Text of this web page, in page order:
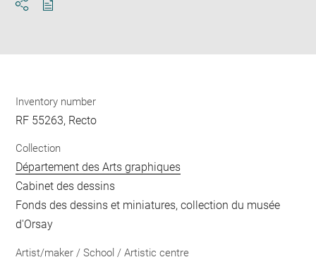
Inventory number
RF 55263, Recto
Collection
Département des Arts graphiques
Cabinet des dessins
Fonds des dessins et miniatures, collection du musée
d'Orsay
Artist/maker / School / Artistic centre